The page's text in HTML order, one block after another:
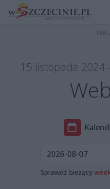
15 listopada 2024
Sprawdź bieżący